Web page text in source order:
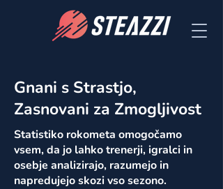
Gnani s Strastjo,
Zasnovani za Zmogljivost
Statistiko rokometa omogočamo
vsem, da jo lahko trenerji, igralci in
osebje analizirajo, razumejo in
napredujejo skozi vso sezono.